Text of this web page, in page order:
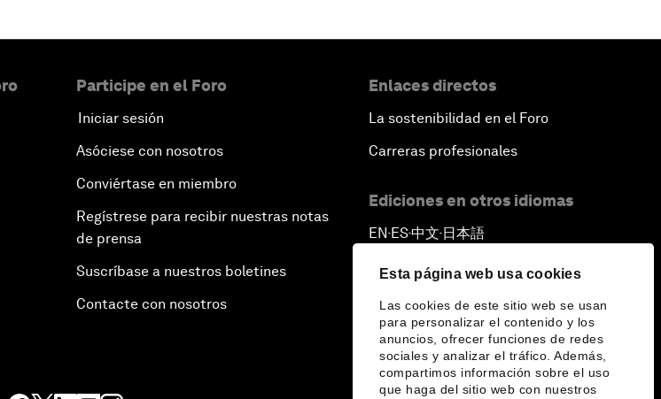
Esta página web usa cookies
Las cookies de este sitio web se usan
para personalizar el contenido y los
anuncios, ofrecer funciones de redes
sociales y analizar el tráfico. Además,
compartimos información sobre el uso
que haga del sitio web con nuestros
Participe en el Foro
Iniciar sesión
Asóciese con nosotros
Conviértase en miembro
Regístrese para recibir nuestras notas
de prensa
Suscríbase a nuestros boletines
Contacte con nosotros
Enlaces directos
La sostenibilidad en el Foro
Carreras profesionales
Ediciones en otros idiomas
EN ▪ ES▪中文▪ 日本語